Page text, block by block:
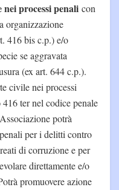
processi penali con
organizzazione
416 bis c.p.) e/o
se aggravata
(ex art. 644 c.p.).
civile nei processi
ter nel codice penale
potrà
per i delitti contro
di corruzione e per
direttamente e/o
promuovere azione